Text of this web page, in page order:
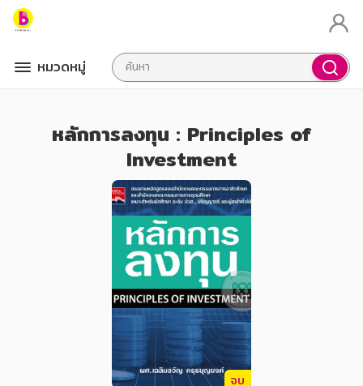
หมวดหมู่
หลักการลงทุน : Principles of
Investment
จบ